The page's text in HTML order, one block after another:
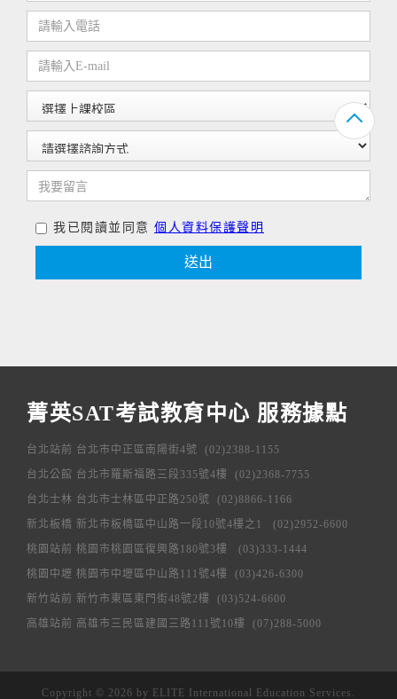
菁英SAT考試教育中心 服務據點
台北站前 台北市中正區南陽街4號 (02)2388-1155
台北公館 台北市羅斯福路三段335號4樓 (02)2368-7755
台北士林 台北市士林區中正路250號 (02)8866-1166
新北板橋 新北市板橋區中山路一段10號4樓之1 (02)2952-6600
桃園站前 桃園市桃園區復興路180號3樓 (03)333-1444
桃園中壢 桃園市中壢區中山路111號4樓 (03)426-6300
新竹站前 新竹市東區東門街48號2樓 (03)524-6600
高雄站前 高雄市三民區建國三路111號10樓 (07)288-5000
Copyright © 2026 by ELITE International Education Services.